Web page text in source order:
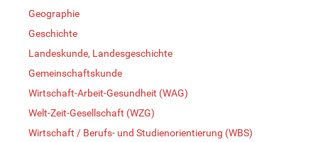
Geographie
Geschichte
Landeskunde, Landesgeschichte
Gemeinschaftskunde
Wirtschaft-Arbeit-Gesundheit (WAG)
Welt-Zeit-Gesellschaft (WZG)
Wirtschaft / Berufs- und Studienorientierung (WBS)